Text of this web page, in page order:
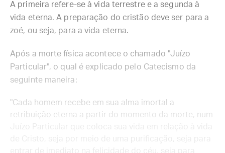
A primeira refere-se à vida terrestre e a segunda à
vida eterna. A preparação do cristão deve ser para a
zoé, ou seja, para a vida eterna.
Após a morte física acontece o chamado "Juízo
Particular", o qual é explicado pelo Catecismo da
seguinte maneira:
"Cada homem recebe em sua alma imortal a
retribuição eterna a partir do momento da morte, num